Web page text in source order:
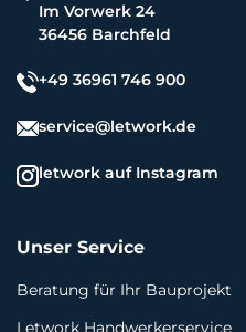
Im Vorwerk 24
36456 Barchfeld
+49 36961 746 900
service@letwork.de
letwork auf Instagram
Unser Service
Beratung für Ihr Bauprojekt
Letwork Handwerkerservice